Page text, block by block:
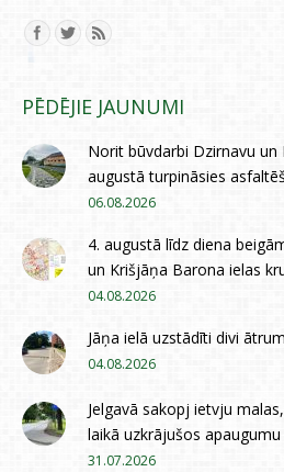
Find us on:
PĒDĒJIE JAUNUMI
Norit būvdarbi Dzirnavu un
augustā turpināsies
06.08.2026
4. augustā līdz diena
un Krišjāņa Barona ielas
04.08.2026
Jāņa ielā uzstādīti divi
04.08.2026
Jelgavā sakopj ietvju
laikā uzkrājušos apaugumu
31.07.2026